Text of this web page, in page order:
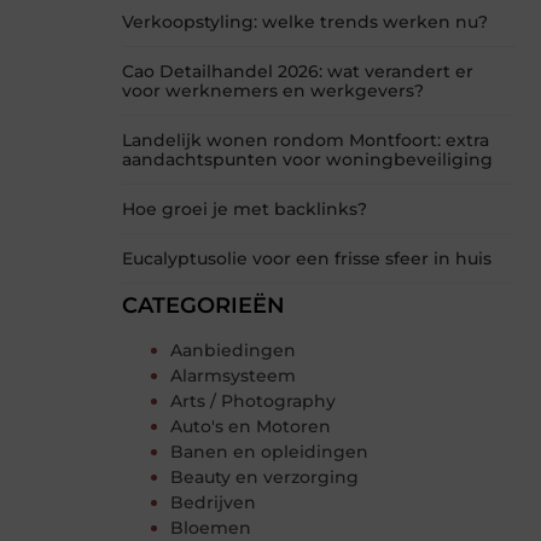
Verkoopstyling: welke trends werken nu?
Cao Detailhandel 2026: wat verandert er
voor werknemers en werkgevers?
Landelijk wonen rondom Montfoort: extra
aandachtspunten voor woningbeveiliging
Hoe groei je met backlinks?
Eucalyptusolie voor een frisse sfeer in huis
CATEGORIEËN
Aanbiedingen
Alarmsysteem
Arts / Photography
Auto's en Motoren
Banen en opleidingen
Beauty en verzorging
Bedrijven
Bloemen